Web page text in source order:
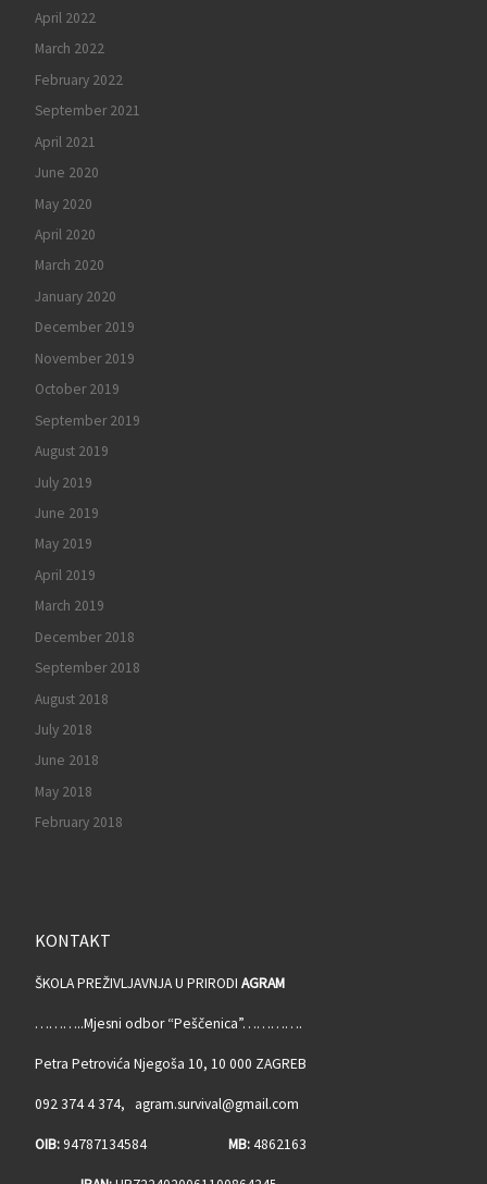
April 2022
March 2022
February 2022
September 2021
April 2021
June 2020
May 2020
April 2020
March 2020
January 2020
December 2019
November 2019
October 2019
September 2019
August 2019
July 2019
June 2019
May 2019
April 2019
March 2019
December 2018
September 2018
August 2018
July 2018
June 2018
May 2018
February 2018
KONTAKT
ŠKOLA PREŽIVLJAVNJA U PRIRODI AGRAM
………..Mjesni odbor “Peščenica”………….
Petra Petrovića Njegoša 10, 10 000 ZAGREB
092 374 4 374, agram.survival@gmail.com
OIB:94787134584 MB:4862163